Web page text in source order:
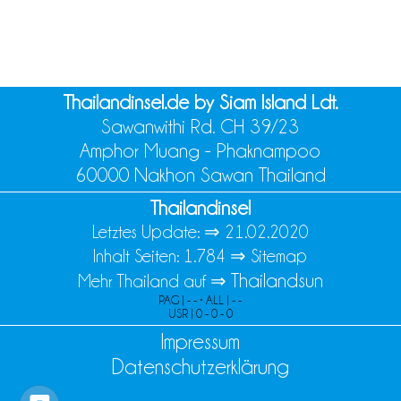
Thailandinsel.de by Siam Island Ldt.
Sawanwithi Rd. CH 39/23
Amphor Muang - Phaknampoo
60000 Nakhon Sawan Thailand
Thailandinsel
Letztes Update: ⇒ 21.02.2020
Inhalt Seiten: 1.784 ⇒ Sitemap
Mehr Thailand auf ⇒ Thailandsun
PAG | - - • ALL | - -
USR | 0 - 0 - 0
Impressum
Datenschutzerklärung